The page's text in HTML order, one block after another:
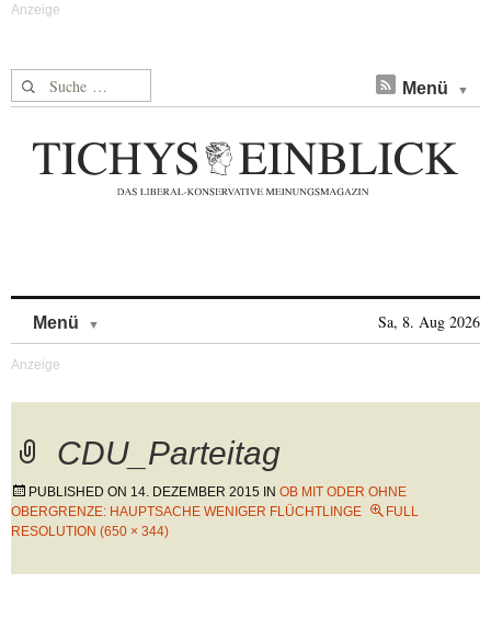
Suche nach: Menü
Menü Sa, 8. Aug 2026
CDU_Parteitag
PUBLISHED ON 14. DEZEMBER 2015 IN OB MIT ODER OHNE
OBERGRENZE: HAUPTSACHE WENIGER FLÜCHTLINGE
FULL
RESOLUTION (650 × 344)